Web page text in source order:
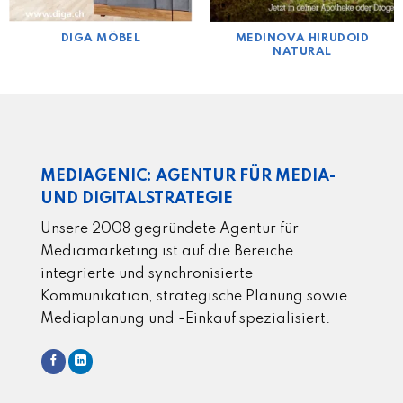
DIGA MÖBEL
MEDINOVA HIRUDOID
NATURAL
MEDIAGENIC: AGENTUR FÜR MEDIA-
UND DIGITALSTRATEGIE
Unsere 2008 gegründete Agentur für
Mediamarketing ist auf die Bereiche
integrierte und synchronisierte
Kommunikation, strategische Planung sowie
Mediaplanung und -Einkauf spezialisiert.